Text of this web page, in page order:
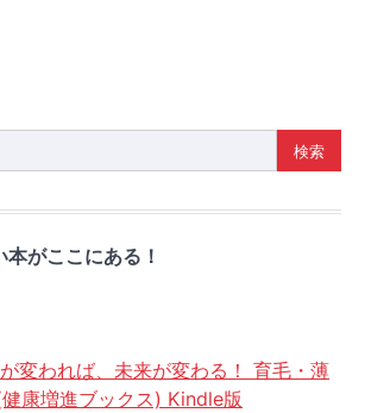
がここにある！
変われば、未来が変わる！ 育毛・薄
康増進ブックス) Kindle版